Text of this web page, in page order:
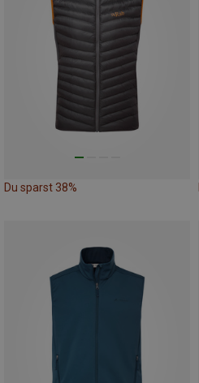
Du sparst 38%